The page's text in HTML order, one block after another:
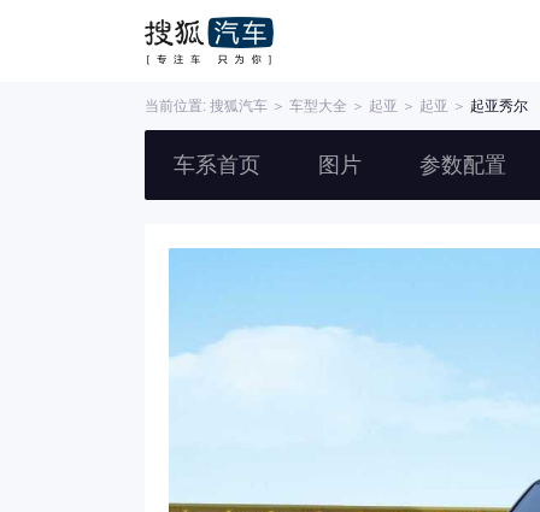
当前位置: 搜狐汽车 ＞ 车型大全 ＞ 起亚 ＞ 起亚 ＞ 起亚秀尔
车系首页 图片 参数配置